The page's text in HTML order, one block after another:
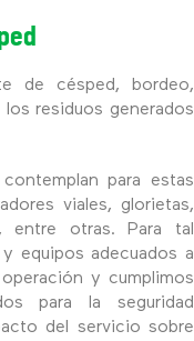
de césped, bordeo,
residuos generados
para estas
viales, glorietas,
entre otras. Para tal
equipos adecuados a
y cumplimos
para la seguridad
del servicio sobre